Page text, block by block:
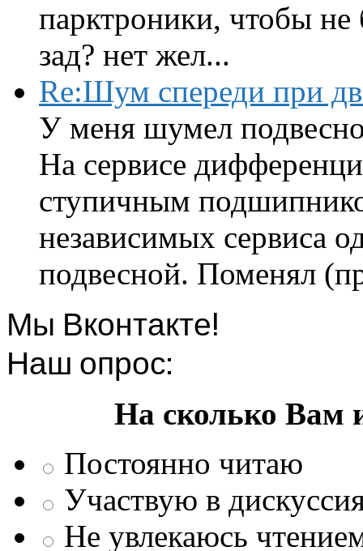
парктроники, чтобы
зад? нет жел...
Re:Шум спереди при
У меня шумел
На сервисе
ступичным
независимых сервиса
подвесной. Поменял
Мы Вконтакте!
Наш опрос:
На сколько Вам
Постоянно читаю
Участвую в
Не увлекаюсь